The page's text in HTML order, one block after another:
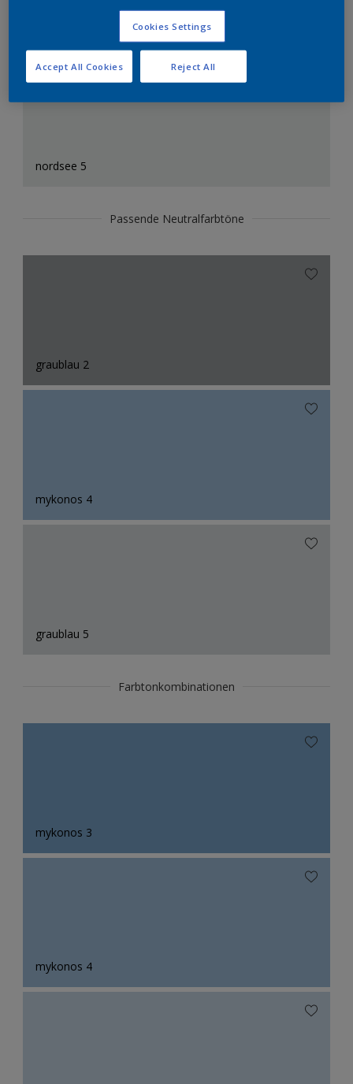
Das perfekte Weiß
nordsee 5
Passende Neutralfarbtöne
graublau 2
mykonos 4
graublau 5
Farbtonkombinationen
mykonos 3
mykonos 4
Cookies Settings
Reject All
Accept All Cookies